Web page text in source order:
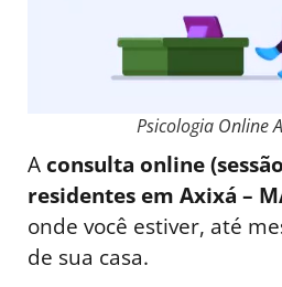
Psicologia Online
Aconsulta online
residentes em Axixá –
onde você estiver, até
de sua casa.